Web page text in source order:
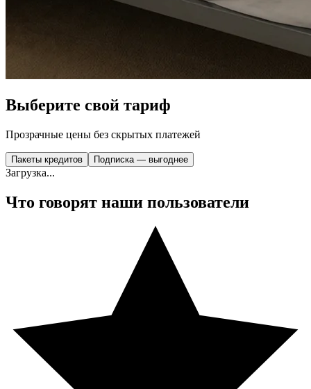
Выберите свой тариф
Прозрачные цены без скрытых платежей
Пакеты кредитов Подписка — выгоднее
Загрузка...
Что говорят наши пользователи